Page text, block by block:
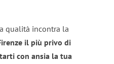
qualità incontra la
il più privo di
con ansia la tua